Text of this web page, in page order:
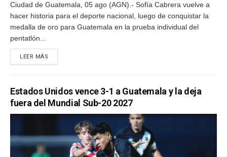
Ciudad de Guatemala, 05 ago (AGN).- Sofía Cabrera vuelve a
hacer historia para el deporte nacional, luego de conquistar la
medalla de oro para Guatemala en la prueba individual del
pentatlón...
LEER MÁS
Estados Unidos vence 3-1 a Guatemala y la deja
fuera del Mundial Sub-20 2027